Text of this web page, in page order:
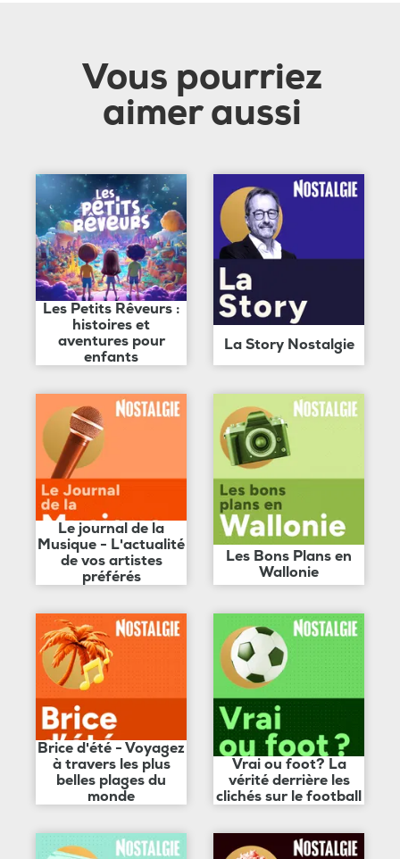
Vous pourriez
aimer aussi
Les Petits Rêveurs :
histoires et
aventures pour
enfants
La Story Nostalgie
Le journal de la
Musique - L'actualité
de vos artistes
préférés
Les Bons Plans en
Wallonie
Brice d'été - Voyagez
à travers les plus
belles plages du
monde
Vrai ou foot? La
vérité derrière les
clichés sur le football